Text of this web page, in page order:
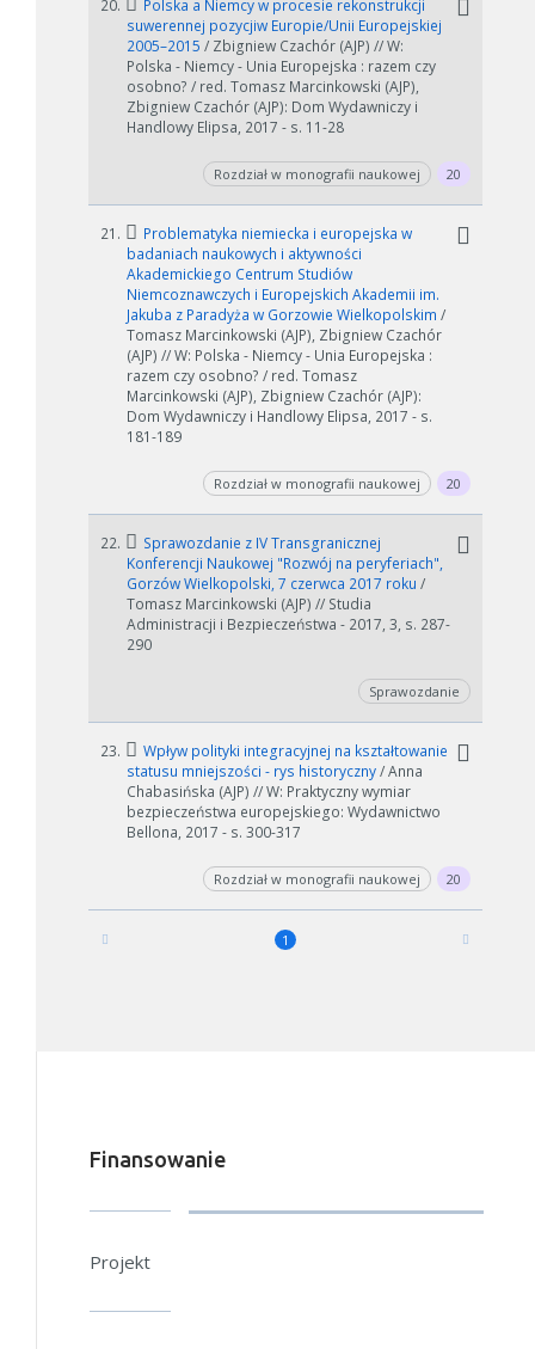
20.
Polska a Niemcy w procesie rekonstrukcji
suwerennej pozycjiw Europie/Unii Europejskiej
2005–2015 / Zbigniew Czachór (AJP) // W:
Polska - Niemcy - Unia Europejska : razem czy
osobno? / red. Tomasz Marcinkowski (AJP),
Zbigniew Czachór (AJP): Dom Wydawniczy i
Handlowy Elipsa, 2017 - s. 11-28
Rozdział w monografii naukowej 20
21.
Problematyka niemiecka i europejska w
badaniach naukowych i aktywności
Akademickiego Centrum Studiów
Niemcoznawczych i Europejskich Akademii im.
Jakuba z Paradyża w Gorzowie Wielkopolskim /
Tomasz Marcinkowski (AJP), Zbigniew Czachór
(AJP) // W: Polska - Niemcy - Unia Europejska :
razem czy osobno? / red. Tomasz
Marcinkowski (AJP), Zbigniew Czachór (AJP):
Dom Wydawniczy i Handlowy Elipsa, 2017 - s.
181-189
Rozdział w monografii naukowej 20
22.
Sprawozdanie z IV Transgranicznej
Konferencji Naukowej "Rozwój na peryferiach",
Gorzów Wielkopolski, 7 czerwca 2017 roku /
Tomasz Marcinkowski (AJP) // Studia
Administracji i Bezpieczeństwa - 2017, 3, s. 287-
290
Sprawozdanie
23.
Wpływ polityki integracyjnej na kształtowanie
statusu mniejszości - rys historyczny/ Anna
Chabasińska (AJP) // W: Praktyczny wymiar
bezpieczeństwa europejskiego: Wydawnictwo
Bellona, 2017 - s. 300-317
Rozdział w monografii naukowej 20
1
Finansowanie
Projekt